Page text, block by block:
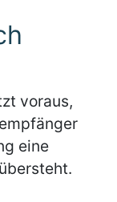
voraus,
eine